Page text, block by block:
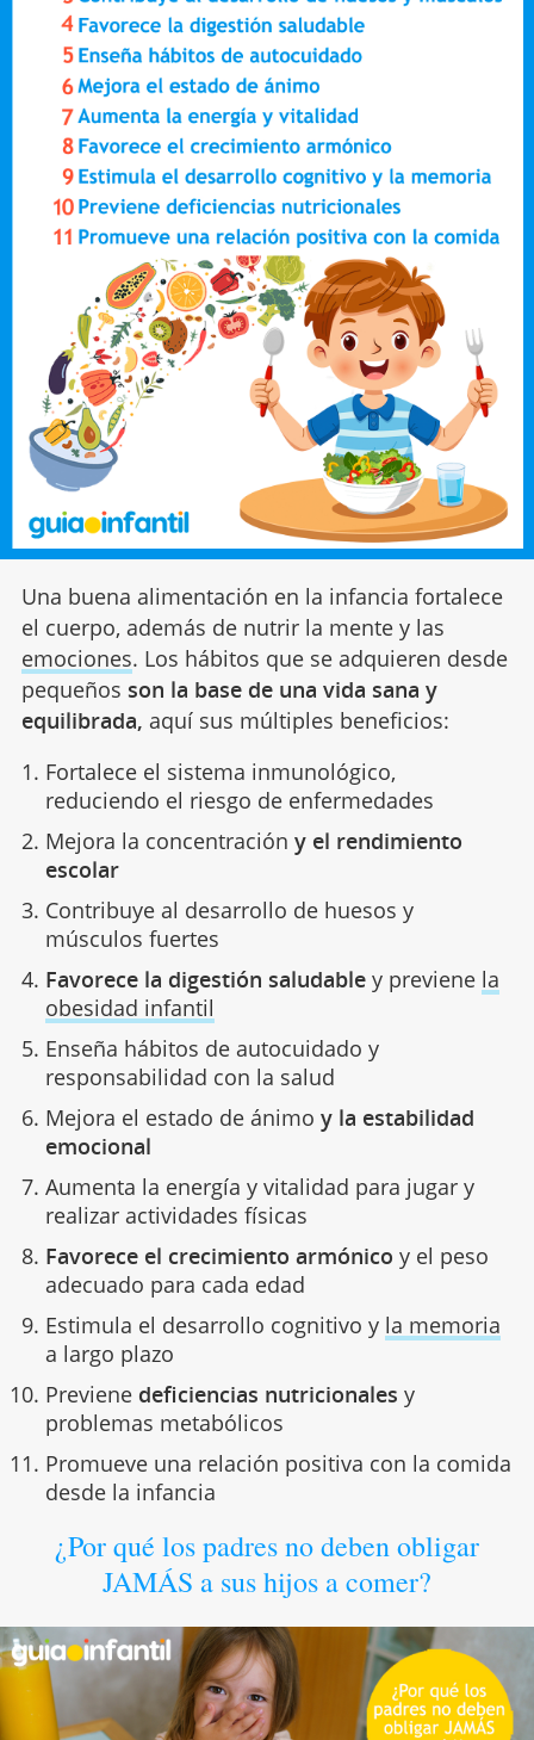
Una buena alimentación en la infancia fortalece
el cuerpo, además de nutrir la mente y las
emociones. Los hábitos que se adquieren desde
pequeños son la base de una vida sana y
equilibrada, aquí sus múltiples beneficios:
Fortalece el sistema inmunológico,
reduciendo el riesgo de enfermedades
Mejora la concentración y el rendimiento
escolar
Contribuye al desarrollo de huesos y
músculos fuertes
Favorece la digestión saludabley previene la
obesidad infantil
Enseña hábitos de autocuidado y
responsabilidad con la salud
Mejora el estado de ánimo y la estabilidad
emocional
Aumenta la energía y vitalidad para jugar y
realizar actividades físicas
Favorece el crecimiento armónico y el peso
adecuado para cada edad
Estimula el desarrollo cognitivo y la memoria
a largo plazo
Previene deficiencias nutricionales y
problemas metabólicos
Promueve una relación positiva con la comida
desde la infancia
¿Por qué los padres no deben obligar
JAMÁS a sus hijos a comer?